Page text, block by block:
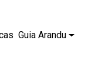
Guia Arandu